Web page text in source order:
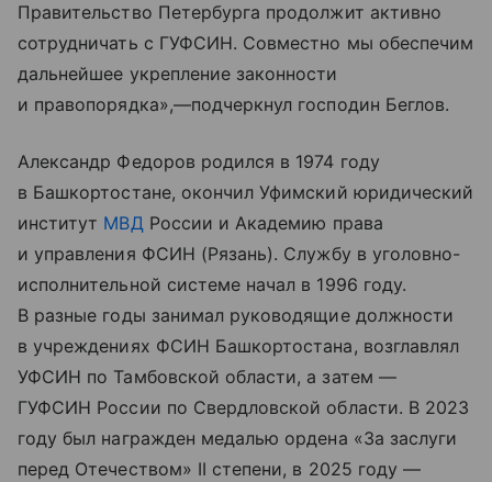
Правительство Петербурга продолжит активно
сотрудничать с ГУФСИН. Совместно мы обеспечим
дальнейшее укрепление законности
и правопорядка»,—подчеркнул господин Беглов.
Александр Федоров родился в 1974 году
в Башкортостане, окончил Уфимский юридический
институт МВДРоссии и Академию права
и управления ФСИН (Рязань). Службу в уголовно-
исполнительной системе начал в 1996 году.
В разные годы занимал руководящие должности
в учреждениях ФСИН Башкортостана, возглавлял
УФСИН по Тамбовской области, а затем —
ГУФСИН России по Свердловской области. В 2023
году был награжден медалью ордена «За заслуги
перед Отечеством» II степени, в 2025 году —